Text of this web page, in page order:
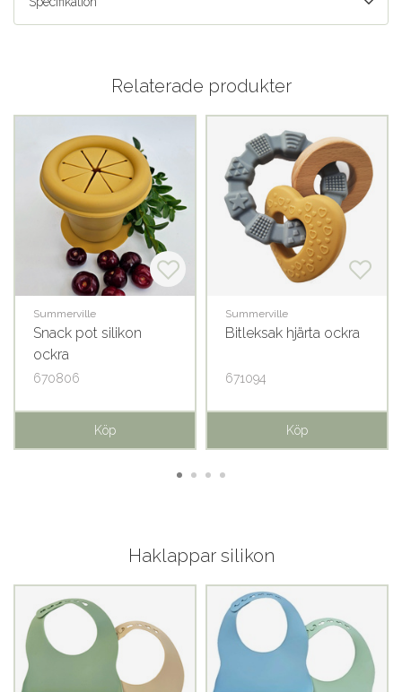
Relaterade produkter
Summerville
Snack pot silikon
ockra
670806
Köp
Summerville
Bitleksak hjärta ockra
671094
Köp
Haklappar silikon